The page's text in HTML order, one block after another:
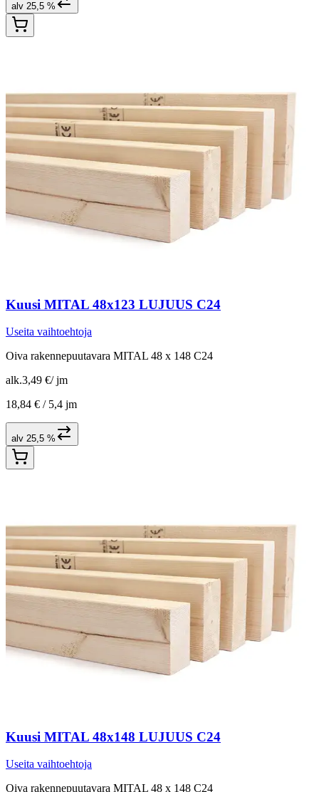
alv 25,5 %
Kuusi MITAL 48x123 LUJUUS C24
Useita vaihtoehtoja
Oiva rakennepuutavara MITAL 48 x 148 C24
alk.3,49 €/ jm
18,84 € / 5,4 jm
alv 25,5 %
Kuusi MITAL 48x148 LUJUUS C24
Useita vaihtoehtoja
Oiva rakennepuutavara MITAL 48 x 148 C24